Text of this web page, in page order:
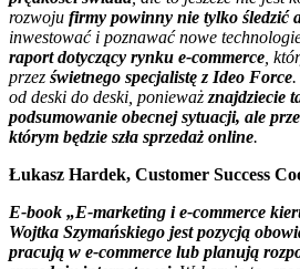
rozwoju firmy powinny nie tylko śledzić
inwestować i poznawać nowe
raport dotyczący rynku e-commerce,
przez świetnego specjalistę z Ideo Force.
od deski do deski, ponieważznajdziecie
podsumowanie obecnej sytuacji, ale
którym będzie szła sprzedaż online.
Łukasz Hardek, Customer Success
E-book „E-marketing i e-commerce
Wojtka Szymańskiego jest pozycją
pracują w e-commerce lub planują